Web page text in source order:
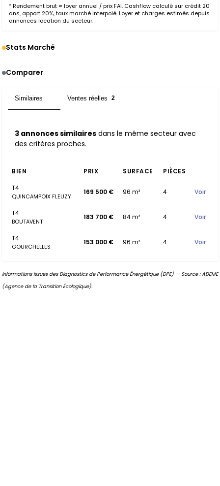
* Rendement brut = loyer annuel / prix FAI. Cashflow calculé sur crédit 20
ans, apport 20%, taux marché interpolé. Loyer et charges estimés depuis
annonces location du secteur.
Stats Marché
Comparer
Similaires Ventes réelles 2
3 annonces similaires dans le même secteur avec
des critères proches.
BIEN PRIX SURFACE
PIÈCES
T4
QUINCAMPOIX FLEUZY
169 500 € 96 m² 4 Voir
T4
BOUTAVENT
183 700 € 84 m² 4 Voir
T4
GOURCHELLES
153 000 € 96 m² 4 Voir
Informations issues des Diagnostics de Performance Énergétique (DPE) — Source : ADEME
(Agence de la Transition Écologique).